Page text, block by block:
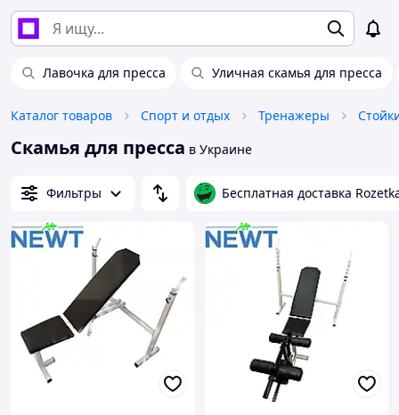
Лавочка для пресса Уличная скамья для пресса
Каталог товаров Спорт и отдых Тренажеры
Скамья для пресса в Украине
Фильтры Бесплатная доставка